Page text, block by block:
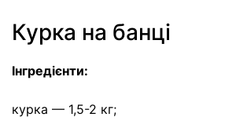
Курка на банці
Інгредієнти:
курка — 1,5-2 кг;